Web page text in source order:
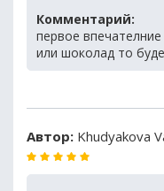
Комментарий:
первое
или шоколад то
Автор: Khudyakova